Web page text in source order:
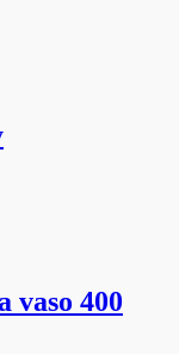
vaso 400